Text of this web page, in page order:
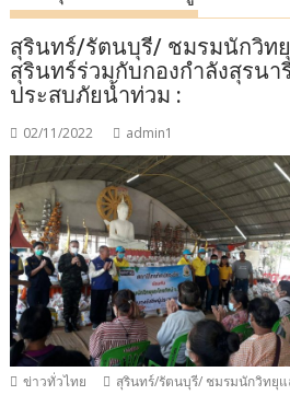
สุรินทร์/รัตนบุรี/ ชมรมนักวิท
สุรินทร์ร่วมกับกองกําลังสุรน
ประสบภัยน้ำท่วม :
02/11/2022 admin1
ข่าวทั่วไทย
สุรินทร์/รัตนบุรี/ ชมรมนักวิทยุ